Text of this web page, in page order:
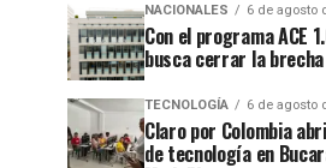
NACIONALES 6 de agosto
Con el programa ACE
busca cerrar la
TECNOLOGÍA 6 de agosto
Claro por Colombia
de tecnología en